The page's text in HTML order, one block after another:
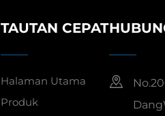
TAUTAN CEPAT
Halaman Utama
Produk